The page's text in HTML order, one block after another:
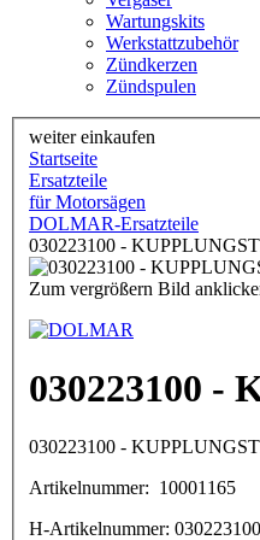
Wartungskits
Werkstattzubehör
Zündkerzen
Zündspulen
weiter einkaufen
Startseite
Ersatzteile
für Motorsägen
DOLMAR-Ersatzteile
030223100 -
Zum vergrößern Bild
030223100 -
030223100 -
10001165
H-Artikelnummer: 030223100